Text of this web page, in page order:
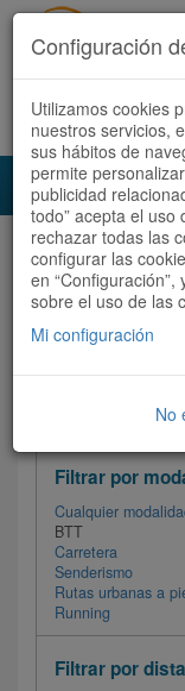
Acceder
Audioruta Todas las
Todas las
Filtrar las rutas
Filtrar por
Cualquier
BTT
Carretera
Senderismo
Rutas urbanas a
Running
Filtrar por
Configuración
Utilizamos cookies
nuestros servicios,
sus hábitos de
permite
publicidad
todo” acepta el uso
rechazar todas las
configurar las
en
sobre el uso de las
Mi configuración
No